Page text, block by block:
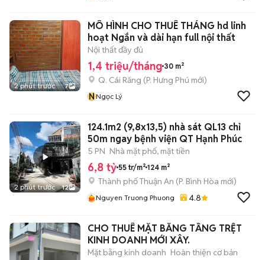
2 phút trước 7
MÔ HÌNH CHO THUÊ THÁNG hd linh
hoạt Ngắn và dài hạn full nội thất
Nội thất đầy đủ
1,4 triệu/tháng 30 m²
Q. Cái Răng (P. Hưng Phú mới)
NNgọc Lý
2 phút trước 12
124.1m2 (9,8x13,5) nhà sát QL13 chỉ
50m ngay bệnh viện QT Hạnh Phúc
5 PN Nhà mặt phố, mặt tiền
6,8 tỷ 55 tr/m² 124 m²
Thành phố Thuận An (P. Bình Hòa mới)
Nguyen Truong Phuong 4.8
CHO THUÊ MẶT BẰNG TẦNG TRỆT
KINH DOANH MỚI XÂY.
Mặt bằng kinh doanh Hoàn thiện cơ bản